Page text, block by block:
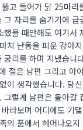
고 들어가 닭 25마
자리를 숨기기에
을 때만해도 여기
치 난동을 피운 강아
리를 하며 지냈습
절은 남편 그리고 아
이 생각했습니다. 당
렇게 남편은 돌아
라보며 어디에도 기
의 품에서 헤어나오